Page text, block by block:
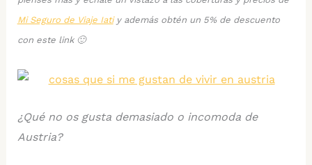
Mi Seguro de Viaje Iatiy además obtén un 5% de descuento
con este link 🙂
¿Qué no os gusta demasiado o incomoda de
Austria?